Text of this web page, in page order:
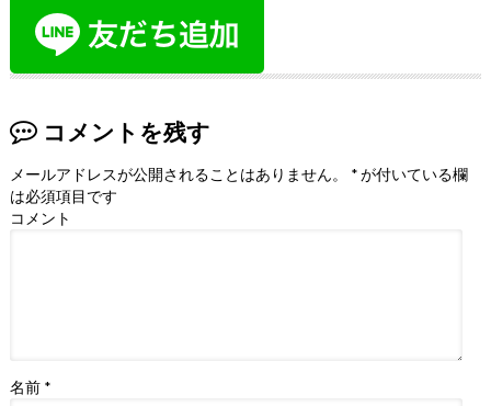
コメントを残す
メールアドレスが公開されることはありません。 *が付いている欄
は必須項目です
コメント
名前 *